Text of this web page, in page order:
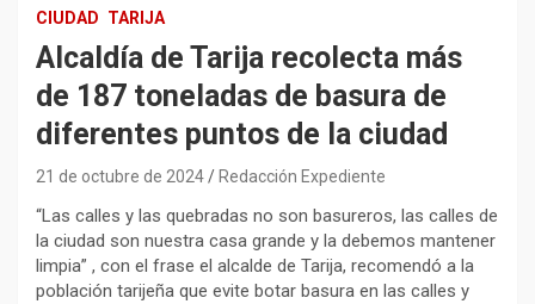
CIUDAD TARIJA
Alcaldía de Tarija recolecta más
de 187 toneladas de basura de
diferentes puntos de la ciudad
21 de octubre de 2024 Redacción Expediente
“Las calles y las quebradas no son basureros, las calles de
la ciudad son nuestra casa grande y la debemos mantener
limpia” , con el frase el alcalde de Tarija, recomendó a la
población tarijeña que evite botar basura en las calles y